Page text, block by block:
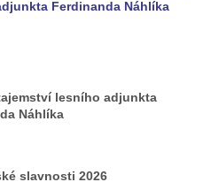
nádvoří
náměstí v
Ferdinanda Náhlíka
lesního adjunkta
Náhlíka
slavnosti 2026